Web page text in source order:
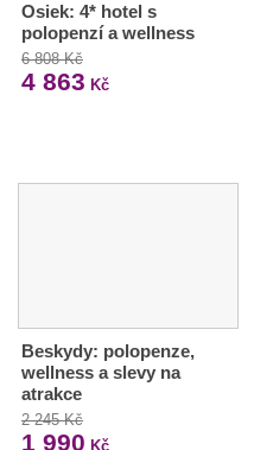
Osiek: 4* hotel s
polopenzí a wellness
6 808 Kč
4 863 Kč
Beskydy: polopenze,
wellness a slevy na
atrakce
2 245 Kč
1 990 Kč